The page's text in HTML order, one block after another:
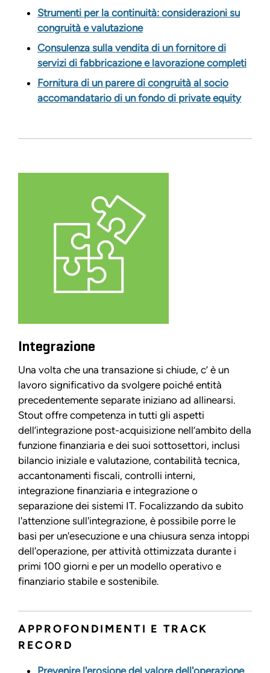
Strumenti per la continuità: considerazioni su
congruità e valutazione
Consulenza sulla vendita di un fornitore di
servizi di fabbricazione e lavorazione completi
Fornitura di un parere di congruità al socio
accomandatario di un fondo di private equity
Integrazione
Una volta che una transazione si chiude, c’ è un
lavoro significativo da svolgere poiché entità
precedentemente separate iniziano ad allinearsi.
Stout offre competenza in tutti gli aspetti
dell’integrazione post-acquisizione nell’ambito della
funzione finanziaria e dei suoi sottosettori, inclusi
bilancio iniziale e valutazione, contabilità tecnica,
accantonamenti fiscali, controlli interni,
integrazione finanziaria e integrazione o
separazione dei sistemi IT. Focalizzando da subito
l'attenzione sull'integrazione, è possibile porre le
basi per un'esecuzione e una chiusura senza intoppi
dell'operazione, per attività ottimizzata durante i
primi 100 giorni e per un modello operativo e
finanziario stabile e sostenibile.
APPROFONDIMENTI E TRACK
RECORD